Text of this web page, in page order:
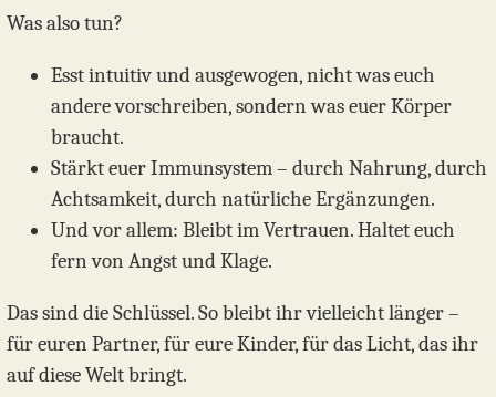
Was also tun?
Esst intuitiv und ausgewogen, nicht was euch
andere vorschreiben, sondern was euer Körper
braucht.
Stärkt euer Immunsystem – durch Nahrung, durch
Achtsamkeit, durch natürliche Ergänzungen.
Und vor allem: Bleibt im Vertrauen. Haltet euch
fern von Angst und Klage.
Das sind die Schlüssel. So bleibt ihr vielleicht länger –
für euren Partner, für eure Kinder, für das Licht, das ihr
auf diese Welt bringt.